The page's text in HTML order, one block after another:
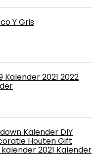
Y Gris
Kalender 2021 2022
Kalender DIY
Houten Gift
2021 Kalender